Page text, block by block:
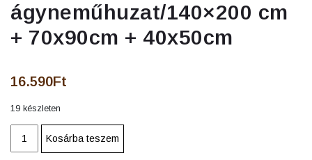
ágyneműhuzat/140×200 cm
+ 70x90cm + 40x50cm
16.590Ft
19 készleten
FEKETE
Kosárba teszem